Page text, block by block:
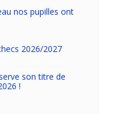
nos pupilles ont
2026/2027
son titre de
!